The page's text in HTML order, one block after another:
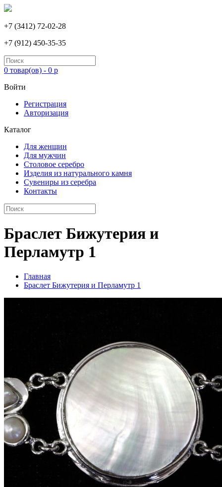
+7 (3412) 72-02-28
+7 (912) 450-35-35
0 товар(ов) - 0 р
Войти
Регистрация
Авторизация
Каталог
Для женщин
Для мужчин
Столовое серебро
Изделия из натурального камня
Сувениры из серебра
Контакты
Браслет Бижутерия и
Перламутр 1
Главная
Браслет Бижутерия и Перламутр 1